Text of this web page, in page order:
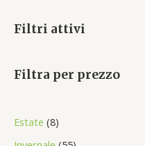
Filtri attivi
Filtra per prezzo
Estate 88
p